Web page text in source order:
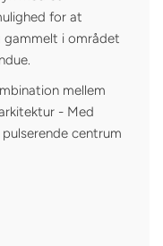
for at
gammelt i området
mellem
- Med
centrum